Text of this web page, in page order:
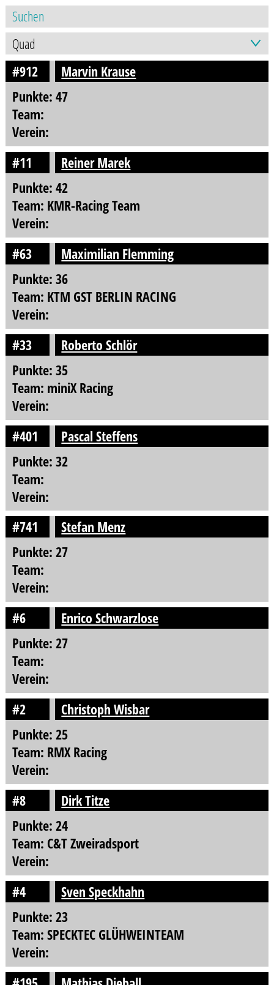
#912
Marvin Krause
Punkte: 47
Team:
Verein:
#11
Reiner Marek
Punkte: 42
Team: KMR-Racing Team
Verein:
#63
Maximilian Flemming
Punkte: 36
Team: KTM GST BERLIN RACING
Verein:
#33
Roberto Schlör
Punkte: 35
Team: miniX Racing
Verein:
#401
Pascal Steffens
Punkte: 32
Team:
Verein:
#741
Stefan Menz
Punkte: 27
Team:
Verein:
#6
Enrico Schwarzlose
Punkte: 27
Team:
Verein:
#2
Christoph Wisbar
Punkte: 25
Team: RMX Racing
Verein:
#8
Dirk Titze
Punkte: 24
Team: C&T Zweiradsport
Verein:
#4
Sven Speckhahn
Punkte: 23
Team: SPECKTEC GLÜHWEINTEAM
Verein: